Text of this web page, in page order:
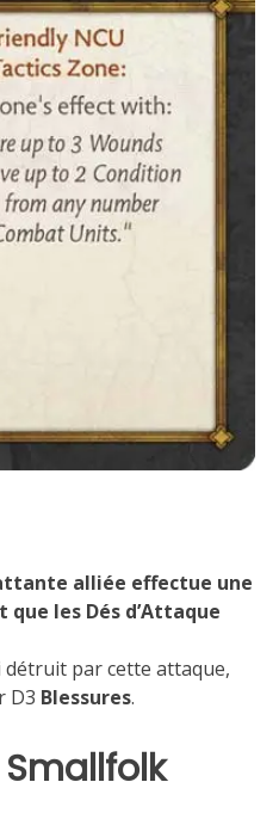
alliée effectue une
les Dés d’Attaque
par cette attaque,
D3 Blessures.
Smallfolk